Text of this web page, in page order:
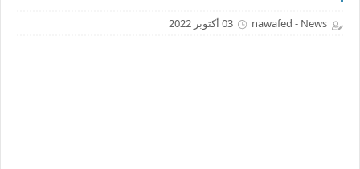
nawafed - News 03 أكتوبر 2022